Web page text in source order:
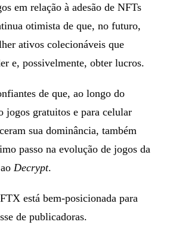
em relação à adesão de NFTs
otimista de que, no futuro,
ativos colecionáveis que
e, possivelmente, obter lucros.
de que, ao longo do
jogos gratuitos e para celular
sua dominância, também
passo na evolução de jogos da
Decrypt.
está bem-posicionada para
de publicadoras.